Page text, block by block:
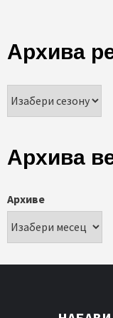
Архива
Архива
Архиве